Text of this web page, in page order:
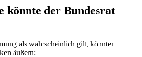
könnte der Bundesrat
als wahrscheinlich gilt, könnten
äußern: